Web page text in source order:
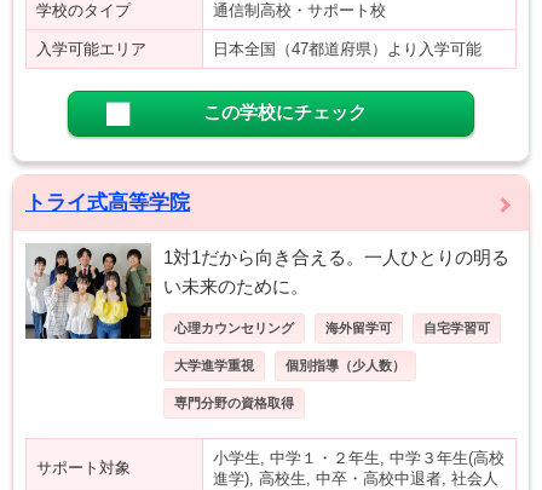
学校のタイプ 通信制高校・サポート校
入学可能エリア 日本全国（47都道府県）より入学可能
この学校にチェック
トライ式高等学院
1対1だから向き合える。一人ひとりの明る
い未来のために。
心理カウンセリング 海外留学可 自宅学習可
大学進学重視 個別指導（少人数）
専門分野の資格取得
サポート対象
小学生, 中学１・２年生, 中学３年生(高校
進学), 高校生, 中卒・高校中退者, 社会人